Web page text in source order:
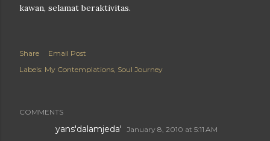
kawan, selamat beraktivitas.
Share
Email Post
Labels: My Contemplations Soul Journey
COMMENTS
yans'dalamjeda' January 8, 2010 at 5:11 AM